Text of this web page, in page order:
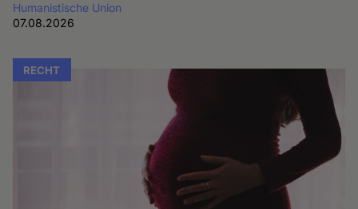
Humanistische Union
07.08.2026
RECHT